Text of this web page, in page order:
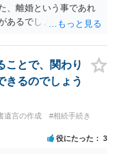
、離婚という事であれ
あるでしょう。 細かい
ことで、関わり
きるのでしょう
遺言の作成
#相続手続き
役にたった 3